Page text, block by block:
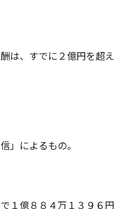
は、すでに２億円を超え
」によるもの。
１億８８４万１３９６円